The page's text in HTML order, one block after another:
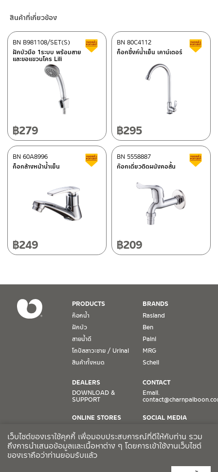
ระดับ ตามความต้องการ ทั้งชุดเป็นสีขาว
4. ห้ามใช้แปรง วัสดุแข็ง หยาบ ห้ามใช้ฝอยขัดทำความสะอาด ขัดหรือถู
ศูนย์บริการและอะไหล่ กรุงเทพฯ
662/61-62 ถนน พระราม3 แขวงบางโพงพาง เขตยานนาวา กรุงเทพฯ
โทร: 02-358-0080 / 080-075-8668 / 091-545-0556
ศูนย์บริการและอะไหล่ เชียงใหม่
โทร: 080-075-2626
วันจันทร์ – วันศุกร์ เวลา 8:30-17:30 น.
วันเสาร์ เวลา 8:30-15:00 น.
1. การรับประกัน จะต้องมีหลักฐานการซื้อ หรือ ใบเสร็จ โดยทางบริษัทฯ
ขอตรวจสอบโดยนับวันซื้อขายเป็นสำคัญ ทางบริษัทฯ ไม่สามารถให้
เงื่อนไขการรับประกันสินค้าได้ หากไม่มีเอกสารดังกล่าว
2. การรับประกันสินค้า จะรับประกันฉพาะสินค้าที่อยู่ในสภาพการใช้งาน
ปกติ หากมีตำหนิ ชำรุด ร้าว ตกพื้น หรือสภาพภายนอกอยู่ในสภาพที่ใช้
3. การรับประกันสินค้า จะรับประกันเฉพาะชิ้นส่วนที่แจ้ง เช่น ก๊อกน้ำ จะ
รับประกันเฉพาะวาล์วก๊อกน้ำไม่รั่วซึม ดังนั้นการรับประกันจะเป็นการ
เปลี่ยนเฉพาะชิ้นส่วนที่รับประกันนั้นๆ
4. ในกรณีที่ทางบริษัทฯ ต้องชดเชยสินค้าชิ้นใหม่ให้ลูกค้า ทางบริษัทฯ จะ
ไม่ได้จัดหาช่างในการติดตั้งใหม่ หรือจัดหาช่างในการรื้อถอนสินค้าที่เสีย
หายให้กับลูกค้า หากมีวัสดุอุปกรณ์ที่เกี่ยวเนื่องกับสินค้าของบริษัทฯ ที่มี
ผลกระทบกับการติดตั้งใหม่ หรือเกิดจากการรื้อถอนสินค้าที่เสียหาย ทา
– Shopee
–Lazada
–ซื้อสินค้าชิ้นนี้บน Shopee>> คลิกที่นี่<<
–ซื้อสินค้าชิ้นนี้บน Lazada
ติดต่อพนักงานขาย / Contact Sales Staff
โทร: 02-285-5795
@charnpaiboon.sales
ติดต่อ ชาญไพบูลย์ / Contact Us
สินค้าที่เกี่ยวข้อง
ฝักบัวมือ 1ระบบ พร้อมสาย
และขอแขวนโคร Lili
BN B981108/SET(S) สินค้าลดราคา เคลียร์สต็อก
฿279
ก็อกซิ้งค์น้ำเย็น เคาน์เตอร์
BN 80C4112
฿295
ก็อกล้างหน้าน้ำเย็น
BN 60A8996 สินค้าลดราคา เคลียร์สต็อก
฿249
ก๊อกเดี่ยวติดผนังคอสั้น
BN 5558887
฿209
PRODUCTS
ก๊อกน้ำ
ฝักบัว
สายน้ำดี
โถปัสสาวะชาย / Urinal
สินค้าทั้งหมด
BRANDS
Rasland
Ben
Paini
MRG
Schell
DEALERS
DOWNLOAD &
SUPPORT
ONLINE STORES
Shopee
CONTACT
Email.
SOCIAL MEDIA
Facebook
เว็บไซต์ของเราใช้คุกกี้ เพื่อมอบประสบการณ์ที่ดีให้กับท่าน รวม
ถึงการนำเสนอข้อมูลและเนื้อหาต่าง ๆ โดยการเข้าใช้งานเว็บไซต์
ของเราถือว่าท่านยอมรับแล้ว